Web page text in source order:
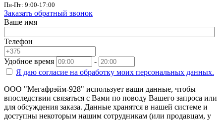
Пн-Пт: 9:00-17:00
Заказать обратный звонок
Ваше имя
Телефон
Удобное время
-
Я даю согласие на обработку моих персональных данных.
ООО "Мегафрэйм-928" использует ваши данные, чтобы
впоследствии связаться с Вами по поводу Вашего запроса или
для обсуждения заказа. Данные хранятся в нашей системе и
доступны некоторым нашим сотрудникам (или продавцам, у